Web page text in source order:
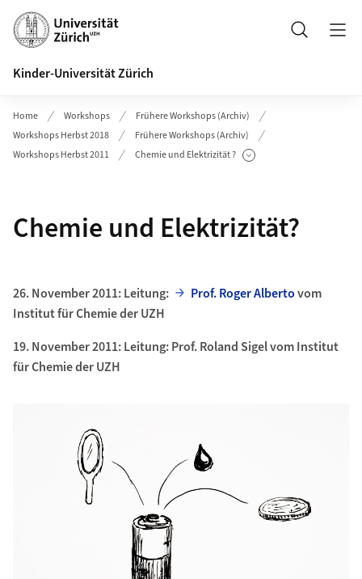
Header
Suche
Kinder-Universität Zürich
Home Workshops
Frühere Workshops (Archiv)
Workshops Herbst 2018
Frühere Workshops (Archiv)
Workshops Herbst 2011
Chemie und Elektrizität ?
Unterseiten anzeigen
Chemie und Elektrizität?
26. November 2011: Leitung: Prof. Roger Albertovom
Institut für Chemie der UZH
19. November 2011:Leitung: Prof. Roland Sigel vom Institut
für Chemie der UZH